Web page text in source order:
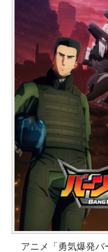
アニメ「勇気爆発バ